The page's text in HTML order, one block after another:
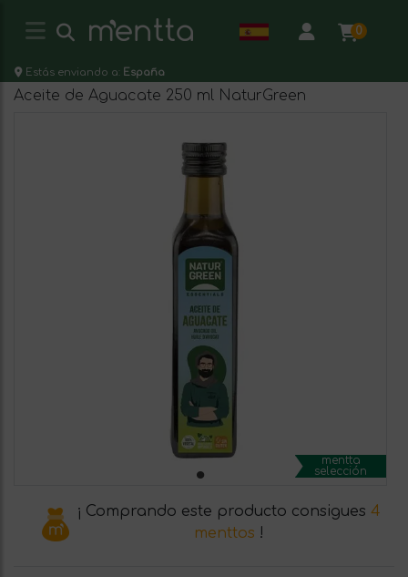
0
Estás enviando a: España
Aceite de Aguacate 250 ml NaturGreen
mentta
selección
¡ Comprando este producto consigues 4
menttos !